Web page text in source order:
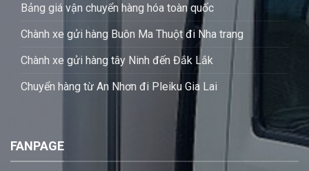
Bảng giá vận chuyển hàng hóa toàn quốc
Chành xe gửi hàng Buôn Ma Thuột đi Nha trang
Chành xe gửi hàng tây Ninh đến Đắk Lắk
Chuyển hàng từ An Nhơn đi Pleiku Gia Lai
FANPAGE